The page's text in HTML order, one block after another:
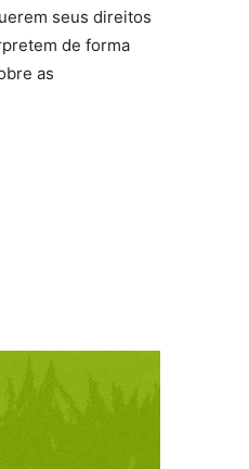
seus direitos
de forma
as